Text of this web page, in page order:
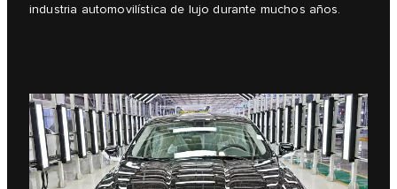
industria automovilística de lujo durante muchos años.